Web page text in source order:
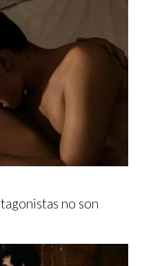
no son